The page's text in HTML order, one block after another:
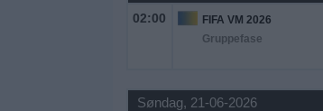
02:00
FIFA VM 2026
Gruppefase
Søndag, 21-06-2026